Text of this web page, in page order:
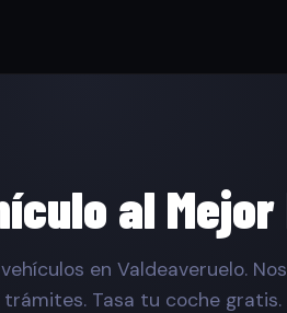
al
en Valdeaveruelo.
Tasa tu coche gratis.